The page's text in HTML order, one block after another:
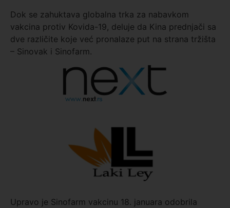
Dok se zahuktava globalna trka za nabavkom
vakcina protiv Kovida-19, deluje da Kina prednjači sa
dve različite koje već pronalaze put na strana tržišta
– Sinovak i Sinofarm.
Upravo je Sinofarm vakcinu 18. januara odobrila